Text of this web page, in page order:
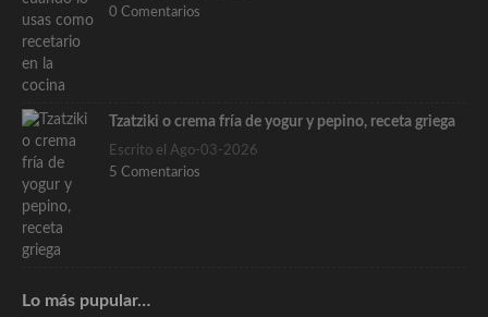
0 Comentarios
Tzatziki o crema fría de yogur y pepino, receta griega
Escrito el Ago-03-2026
5 Comentarios
Lo más pupular…